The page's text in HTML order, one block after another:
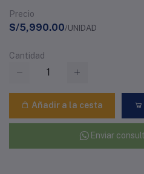
Precio
S/5,990.00/UNIDAD
Cantidad
Añadir a la cesta
Enviar